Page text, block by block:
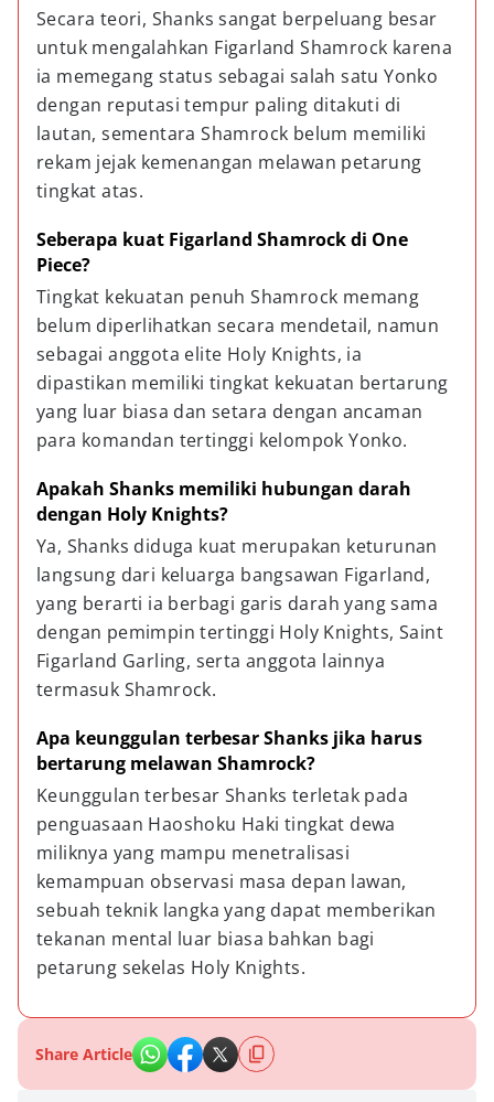
Secara teori, Shanks sangat berpeluang besar
untuk mengalahkan Figarland Shamrock karena
ia memegang status sebagai salah satu Yonko
dengan reputasi tempur paling ditakuti di
lautan, sementara Shamrock belum memiliki
rekam jejak kemenangan melawan petarung
tingkat atas.
Seberapa kuat Figarland Shamrock di One
Piece?
Tingkat kekuatan penuh Shamrock memang
belum diperlihatkan secara mendetail, namun
sebagai anggota elite Holy Knights, ia
dipastikan memiliki tingkat kekuatan bertarung
yang luar biasa dan setara dengan ancaman
para komandan tertinggi kelompok Yonko.
Apakah Shanks memiliki hubungan darah
dengan Holy Knights?
Ya, Shanks diduga kuat merupakan keturunan
langsung dari keluarga bangsawan Figarland,
yang berarti ia berbagi garis darah yang sama
dengan pemimpin tertinggi Holy Knights, Saint
Figarland Garling, serta anggota lainnya
termasuk Shamrock.
Apa keunggulan terbesar Shanks jika harus
bertarung melawan Shamrock?
Keunggulan terbesar Shanks terletak pada
penguasaan Haoshoku Haki tingkat dewa
miliknya yang mampu menetralisasi
kemampuan observasi masa depan lawan,
sebuah teknik langka yang dapat memberikan
tekanan mental luar biasa bahkan bagi
petarung sekelas Holy Knights.
Share Article